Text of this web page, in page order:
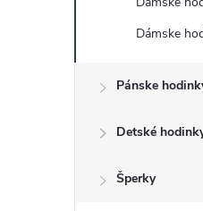
a
Dámske
Pánske
Detské
Šperky